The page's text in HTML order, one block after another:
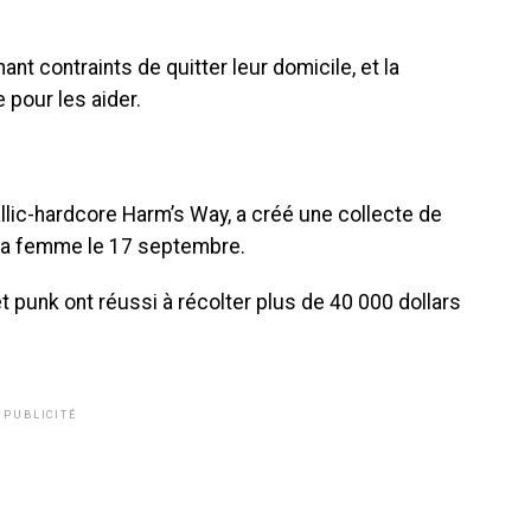
contraints de quitter leur domicile, et la
pour les aider.
hardcore Harm’s Way, a créé une collecte de
femme le 17 septembre.
punk ont réussi à récolter plus de 40 000 dollars
PUBLICITÉ